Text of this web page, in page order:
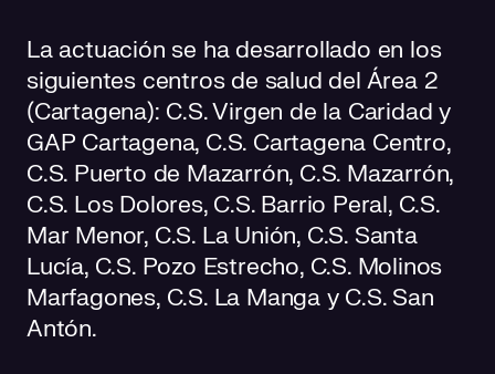
La actuación se ha desarrollado en los
siguientes centros de salud del Área 2
(Cartagena): C.S. Virgen de la Caridad y
GAP Cartagena, C.S. Cartagena Centro,
C.S. Puerto de Mazarrón, C.S. Mazarrón,
C.S. Los Dolores, C.S. Barrio Peral, C.S.
Mar Menor, C.S. La Unión, C.S. Santa
Lucía, C.S. Pozo Estrecho, C.S. Molinos
Marfagones, C.S. La Manga y C.S. San
Antón.